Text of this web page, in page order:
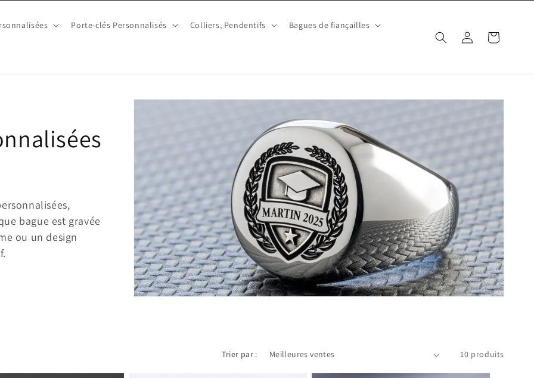
Porte-clés Personnalisés Colliers, Pendentifs Bagues de fiançailles
Connexion Panier
bague est gravée
ou un design
Trier par : 10 produits